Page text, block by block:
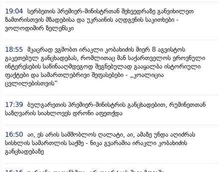
19:04 სერბეთის პრემიერ-მინისტრთან შეხვედრაზე განვიხილეთ
ზამთრისთვის მზადებისა და უკრაინის აღდგენის საკითხები -
ვოლოდიმირ ზელენსკი
18:55 მკაცრად ვგმობთ ირაკლი კობახიძის მიერ 8 აგვისტოს
გაკეთებულ განცხადებას, რომლითაც მან საქართველოს ეროვნული
ინტერესების საწინააღმდეგოდ შეგნებულად გააყალბა ისტორიული
ფაქტები და სამართლებრივი შეფასებები - „კოალიცია
ცვლილებისთვის“
17:39 ბულგარეთის პრემიერ-მინისტრის განცხადებით, რუმინეთთან
საზღვარის სიახლოვეს დრონი აფეთქდა
16:50 აი, ეს არის სამშობლოს ღალატი, აი, ამაზე უნდა აღიძრას
სისხლის სამართლის საქმე - ნიკა გვარამია ირაკლი კობახიძის
განცხადებაზე